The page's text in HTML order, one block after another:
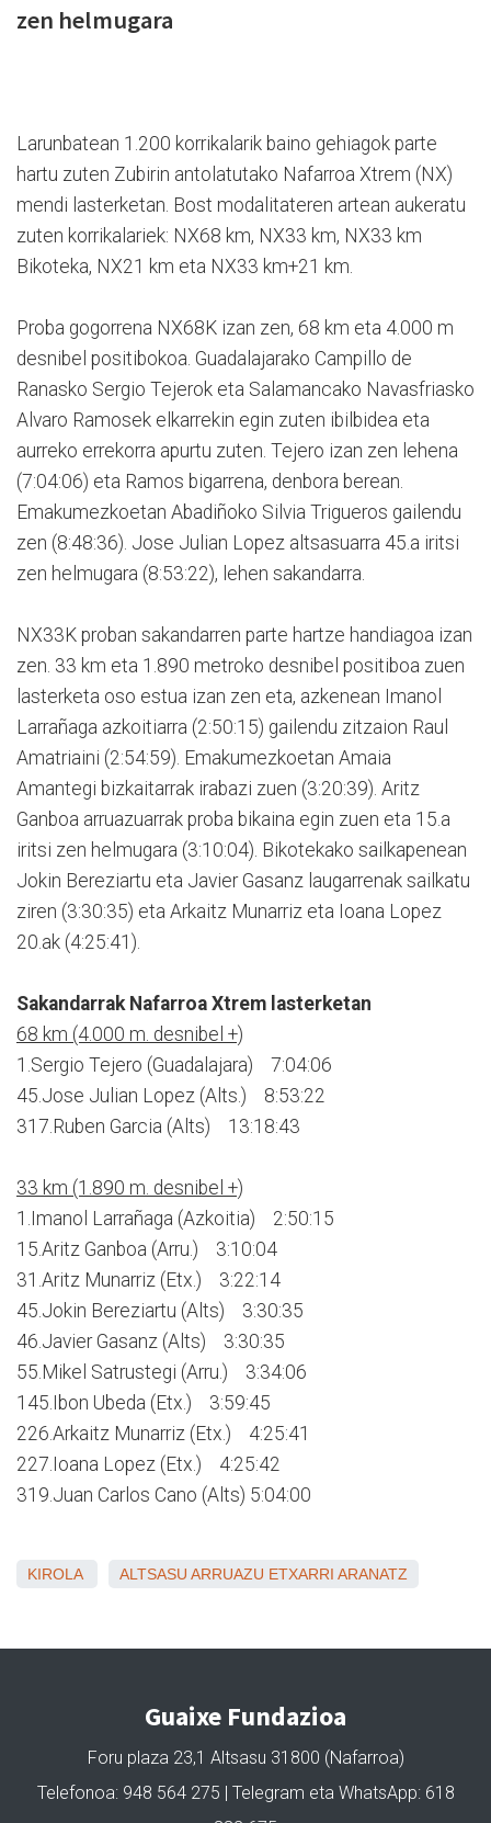
zen helmugara
Larunbatean 1.200 korrikalarik baino gehiagok parte
hartu zuten Zubirin antolatutako Nafarroa Xtrem (NX)
mendi lasterketan. Bost modalitateren artean aukeratu
zuten korrikalariek: NX68 km, NX33 km, NX33 km
Bikoteka, NX21 km eta NX33 km+21 km.
Proba gogorrena NX68K izan zen, 68 km eta 4.000 m
desnibel positibokoa. Guadalajarako Campillo de
Ranasko Sergio Tejerok eta Salamancako Navasfriasko
Alvaro Ramosek elkarrekin egin zuten ibilbidea eta
aurreko errekorra apurtu zuten. Tejero izan zen lehena
(7:04:06) eta Ramos bigarrena, denbora berean.
Emakumezkoetan Abadiñoko Silvia Trigueros gailendu
zen (8:48:36). Jose Julian Lopez altsasuarra 45.a iritsi
zen helmugara (8:53:22), lehen sakandarra.
NX33K proban sakandarren parte hartze handiagoa izan
zen. 33 km eta 1.890 metroko desnibel positiboa zuen
lasterketa oso estua izan zen eta, azkenean Imanol
Larrañaga azkoitiarra (2:50:15) gailendu zitzaion Raul
Amatriaini (2:54:59). Emakumezkoetan Amaia
Amantegi bizkaitarrak irabazi zuen (3:20:39). Aritz
Ganboa arruazuarrak proba bikaina egin zuen eta 15.a
iritsi zen helmugara (3:10:04). Bikotekako sailkapenean
Jokin Bereziartu eta Javier Gasanz laugarrenak sailkatu
ziren (3:30:35) eta Arkaitz Munarriz eta Ioana Lopez
20.ak (4:25:41).
Sakandarrak Nafarroa Xtrem lasterketan
68 km (4.000 m. desnibel +)
1.Sergio Tejero (Guadalajara) 7:04:06
45.Jose Julian Lopez (Alts.) 8:53:22
317.Ruben Garcia (Alts) 13:18:43
33 km (1.890 m. desnibel +)
1.Imanol Larrañaga (Azkoitia) 2:50:15
15.Aritz Ganboa (Arru.) 3:10:04
31.Aritz Munarriz (Etx.) 3:22:14
45.Jokin Bereziartu (Alts) 3:30:35
46.Javier Gasanz (Alts) 3:30:35
55.Mikel Satrustegi (Arru.) 3:34:06
145.Ibon Ubeda (Etx.) 3:59:45
226.Arkaitz Munarriz (Etx.) 4:25:41
227.Ioana Lopez (Etx.) 4:25:42
319.Juan Carlos Cano (Alts) 5:04:00
KIROLA ALTSASU ARRUAZU ETXARRI ARANATZ
Guaixe Fundazioa
Foru plaza 23,1 Altsasu 31800 (Nafarroa)
Telefonoa: 948 564 275 | Telegram eta WhatsApp: 618